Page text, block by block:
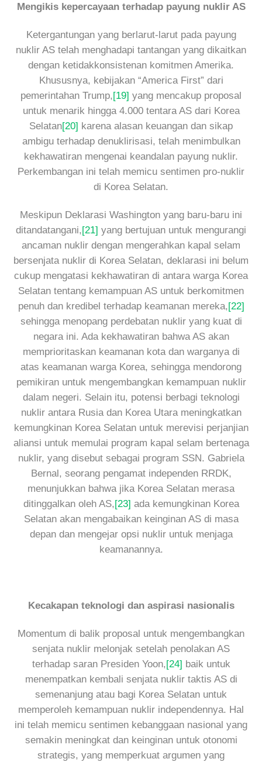
Mengikis kepercayaan terhadap payung nuklir AS
Ketergantungan yang berlarut-larut pada payung
nuklir AS telah menghadapi tantangan yang dikaitkan
dengan ketidakkonsistenan komitmen Amerika.
Khususnya, kebijakan “America First” dari
pemerintahan Trump,[19] yang mencakup proposal
untuk menarik hingga 4.000 tentara AS dari Korea
Selatan[20] karena alasan keuangan dan sikap
ambigu terhadap denuklirisasi, telah menimbulkan
kekhawatiran mengenai keandalan payung nuklir.
Perkembangan ini telah memicu sentimen pro-nuklir
di Korea Selatan.
Meskipun Deklarasi Washington yang baru-baru ini
ditandatangani,[21] yang bertujuan untuk mengurangi
ancaman nuklir dengan mengerahkan kapal selam
bersenjata nuklir di Korea Selatan, deklarasi ini belum
cukup mengatasi kekhawatiran di antara warga Korea
Selatan tentang kemampuan AS untuk berkomitmen
penuh dan kredibel terhadap keamanan mereka,[22]
sehingga menopang perdebatan nuklir yang kuat di
negara ini. Ada kekhawatiran bahwa AS akan
memprioritaskan keamanan kota dan warganya di
atas keamanan warga Korea, sehingga mendorong
pemikiran untuk mengembangkan kemampuan nuklir
dalam negeri. Selain itu, potensi berbagi teknologi
nuklir antara Rusia dan Korea Utara meningkatkan
kemungkinan Korea Selatan untuk merevisi perjanjian
aliansi untuk memulai program kapal selam bertenaga
nuklir, yang disebut sebagai program SSN. Gabriela
Bernal, seorang pengamat independen RRDK,
menunjukkan bahwa jika Korea Selatan merasa
ditinggalkan oleh AS,[23] ada kemungkinan Korea
Selatan akan mengabaikan keinginan AS di masa
depan dan mengejar opsi nuklir untuk menjaga
keamanannya.
Kecakapan teknologi dan aspirasi nasionalis
Momentum di balik proposal untuk mengembangkan
senjata nuklir melonjak setelah penolakan AS
terhadap saran Presiden Yoon,[24] baik untuk
menempatkan kembali senjata nuklir taktis AS di
semenanjung atau bagi Korea Selatan untuk
memperoleh kemampuan nuklir independennya. Hal
ini telah memicu sentimen kebanggaan nasional yang
semakin meningkat dan keinginan untuk otonomi
strategis, yang memperkuat argumen yang